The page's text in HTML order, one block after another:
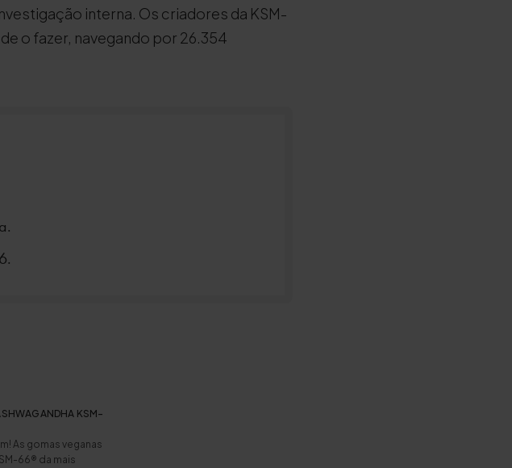
interna. Os criadores da KSM-
o fazer, navegando por 26.354
KSM-
As gomas veganas
66® da mais